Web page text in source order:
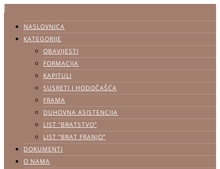
NASLOVNICA
KATEGORIJE
OBAVIJESTI
FORMACIJA
KAPITULI
SUSRETI I HODOČAŠĆA
FRAMA
DUHOVNA ASISTENCIJA
LIST “BRATSTVO”
LIST “BRAT FRANJO”
DOKUMENTI
O NAMA